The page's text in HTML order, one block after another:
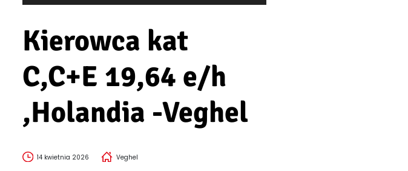
Kierowca kat
C,C+E 19,64 e/h
,Holandia -Veghel
14 kwietnia 2026 Veghel